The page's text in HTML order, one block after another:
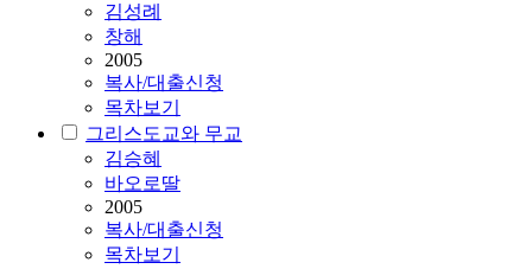
김성례
창해
2005
복사/대출신청
목차보기
그리스도교와 무교
김승혜
바오로딸
2005
복사/대출신청
목차보기